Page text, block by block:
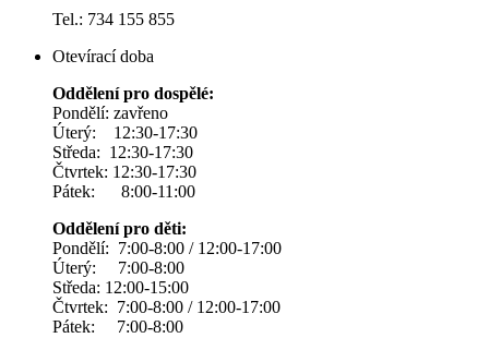
Tel.: 734 155 855
Otevírací doba
Oddělení pro dospělé:
Pondělí: zavřeno
Úterý: 12:30-17:30
Středa: 12:30-17:30
Čtvrtek: 12:30-17:30
Pátek: 8:00-11:00
Oddělení pro děti:
Pondělí: 7:00-8:00 / 12:00-17:00
Úterý: 7:00-8:00
Středa: 12:00-15:00
Čtvrtek: 7:00-8:00 / 12:00-17:00
Pátek: 7:00-8:00